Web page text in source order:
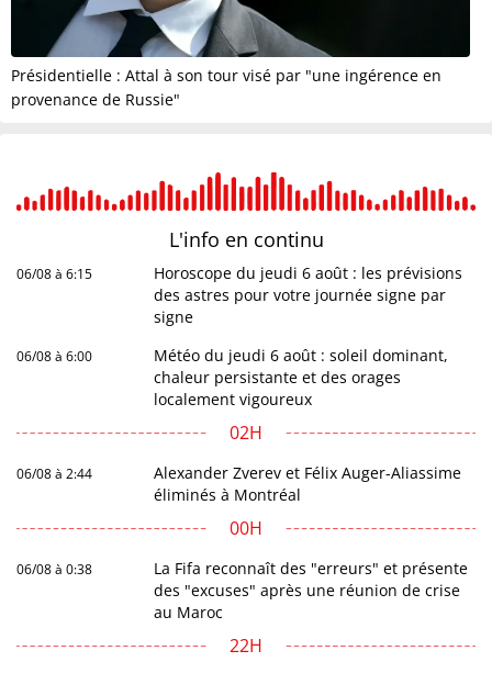
Présidentielle : Attal à son tour visé par "une ingérence en
provenance de Russie"
L'info en continu
06/08 à 6:15
Horoscope du jeudi 6 août : les prévisions
des astres pour votre journée signe par
signe
06/08 à 6:00
Météo du jeudi 6 août : soleil dominant,
chaleur persistante et des orages
localement vigoureux
02H
06/08 à 2:44
Alexander Zverev et Félix Auger-Aliassime
éliminés à Montréal
00H
06/08 à 0:38
La Fifa reconnaît des "erreurs" et présente
des "excuses" après une réunion de crise
au Maroc
22H